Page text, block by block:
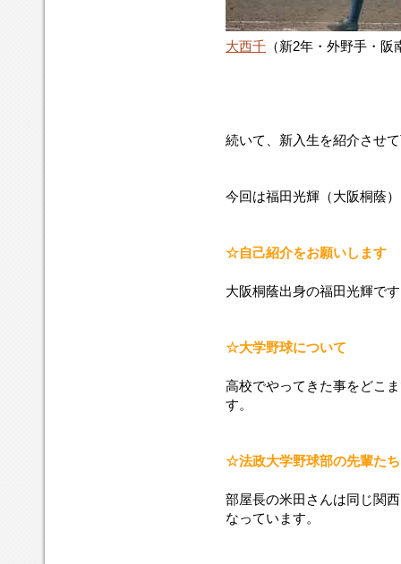
大西千 （新2年・外野手・阪
続いて、新入生を紹介させ
今回は福田光輝（大阪桐蔭
☆自己紹介をお願いします
大阪桐蔭出身の福田光輝で
☆大学野球について
高校でやってきた事をどこ
す。
☆法政大学野球部の先輩た
部屋長の米田さんは同じ関
なっています。